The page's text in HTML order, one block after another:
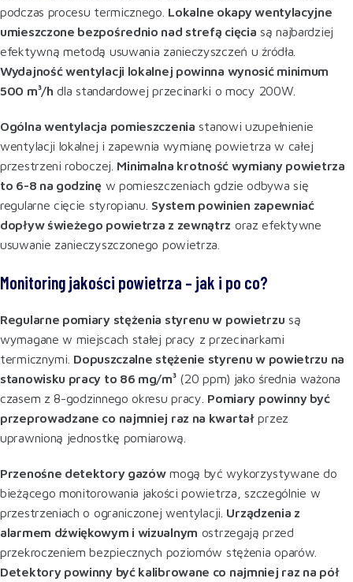
podczas procesu termicznego. Lokalne okapy wentylacyjne
umieszczone bezpośrednio nad strefą cięcia są najbardziej
efektywną metodą usuwania zanieczyszczeń u źródła.
Wydajność wentylacji lokalnej powinna wynosić minimum
500 m³/h dla standardowej przecinarki o mocy 200W
Ogólna wentylacja pomieszczenia stanowi uzupełnienie
wentylacji lokalnej i zapewnia wymianę powietrza w całej
przestrzeni roboczej. Minimalna krotność wymiany powietrza
to 6-8 na godzinęw pomieszczeniach gdzie odbywa się
regularne cięcie styropianu. System powinien zapewniać
dopływ świeżego powietrza z zewnątrz oraz efektywne
usuwanie zanieczyszczonego powietrza
Monitoring jakości powietrza – jak i po co?
Regularne pomiary stężenia styrenu w powietrzu są
wymagane w miejscach stałej pracy z przecinarkami
termicznymi. Dopuszczalne stężenie styrenu w powietrzu na
stanowisku pracy to 86 mg/m³(20 ppm) jako średnia ważona
czasem z 8-godzinnego okresu pracy. Pomiary powinny być
przeprowadzane co najmniej raz na kwartałprzez
uprawnioną jednostkę pomiarową
Przenośne detektory gazówmogą być wykorzystywane do
bieżącego monitorowania jakości powietrza, szczególnie w
przestrzeniach o ograniczonej wentylacji. Urządzenia z
alarmem dźwiękowym i wizualnym ostrzegają przed
przekroczeniem bezpiecznych poziomów stężenia oparów.
Detektory powinny być kalibrowane co najmniej raz na pół